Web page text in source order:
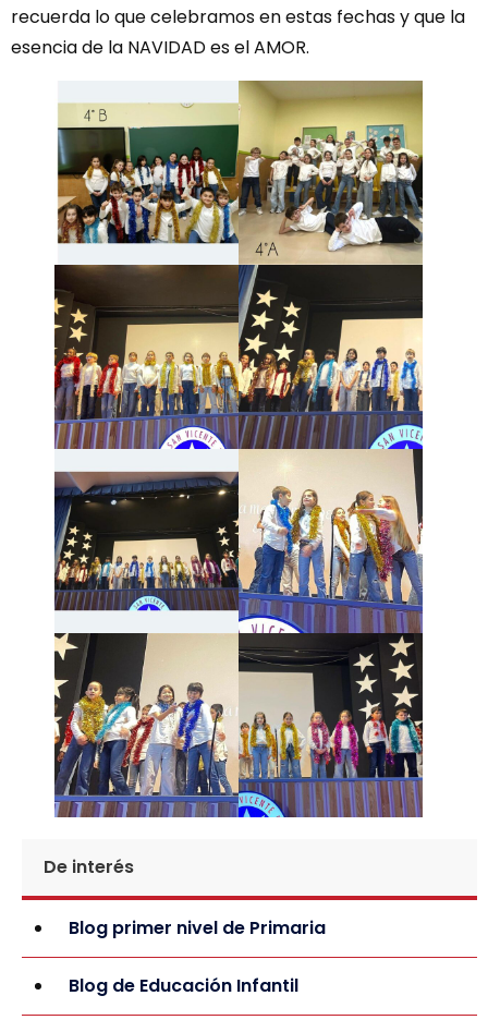
recuerda lo que celebramos en estas fechas y que la
esencia de la NAVIDAD es el AMOR.
De interés
Blog primer nivel de Primaria
Blog de Educación Infantil